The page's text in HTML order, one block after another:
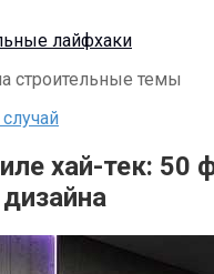
лайфхаки
строительные темы
хай-тек: 50